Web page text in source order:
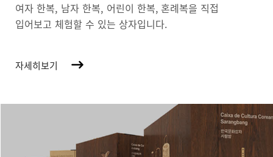
여자 한복, 남자 한복, 어린이 한복, 혼례복을 직접
입어보고 체험할 수 있는 상자입니다.
자세히보기